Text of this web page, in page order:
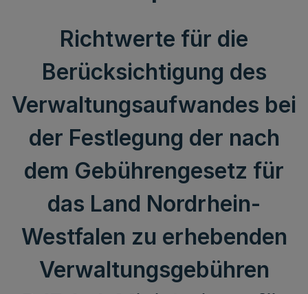
Richtwerte für die
Berücksichtigung des
Verwaltungsaufwandes bei
der Festlegung der nach
dem Gebührengesetz für
das Land Nordrhein-
Westfalen zu erhebenden
Verwaltungsgebühren